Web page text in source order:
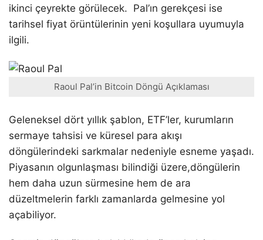
ikinci çeyrekte görülecek. Pal’ın gerekçesi ise
tarihsel fiyat örüntülerinin yeni koşullara uyumuyla
ilgili.
Raoul Pal’in Bitcoin Döngü Açıklaması
Geleneksel dört yıllık şablon, ETF’ler, kurumların
sermaye tahsisi ve küresel para akışı
döngülerindeki sarkmalar nedeniyle esneme yaşadı.
Piyasanın olgunlaşması bilindiği üzere,döngülerin
hem daha uzun sürmesine hem de ara
düzeltmelerin farklı zamanlarda gelmesine yol
açabiliyor.